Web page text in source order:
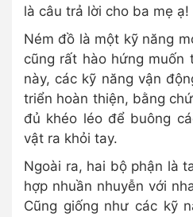
là câu trả lời cho ba mẹ ạ!
Ném đồ là một kỹ năng
cũng rất hào hứng muốn
này, các kỹ năng vận
triển hoàn thiện, bằng
đủ khéo léo để buông
vật ra khỏi tay.
Ngoài ra, hai bộ phận là
hợp nhuần nhuyễn với
Cũng giống như các kỹ